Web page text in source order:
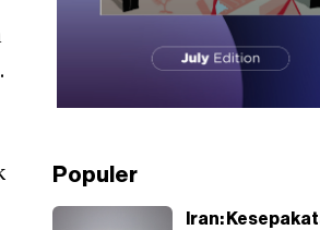
Populer
Iran: